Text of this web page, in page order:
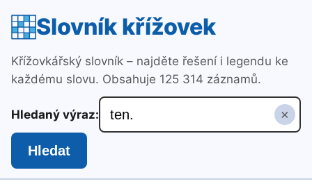
Slovník křížovek
Křížovkářský slovník – najděte řešení i legendu ke
každému slovu. Obsahuje 125 314 záznamů.
Hledaný výraz: ×
Hledat